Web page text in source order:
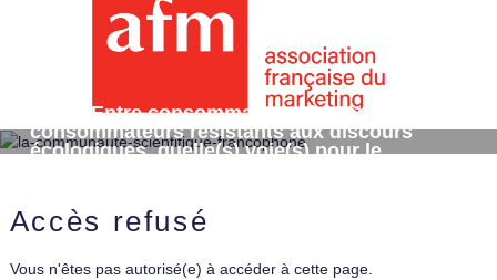
13055 Entre consommateurs frugaux et
consommateurs résistants aux discours
écologiques, quelle(s) voie(s) pour le
Accès refusé
Vous n'êtes pas autorisé(e) à accéder à cette page.